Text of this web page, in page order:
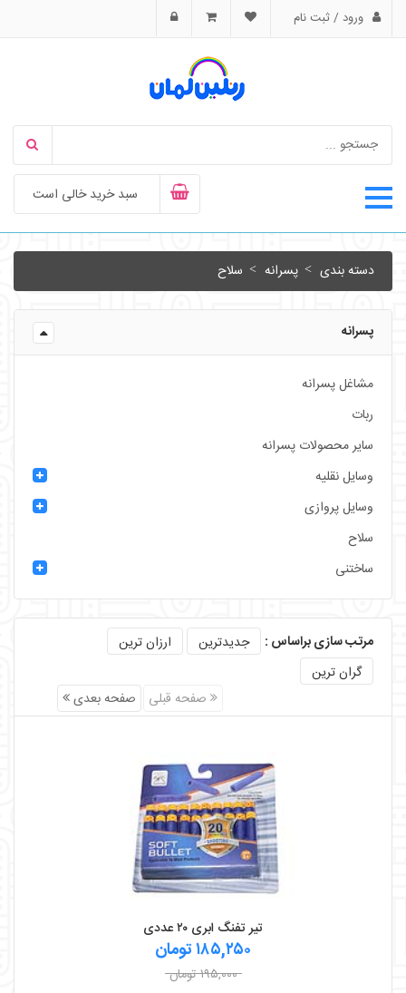
ورود / ثبت نام
سبد خرید خالی است
دسته بندی پسرانه سلاح
پسرانه
مشاغل پسرانه
ربات
سایر محصولات پسرانه
وسایل نقلیه
وسایل پروازی
سلاح
ساختنی
مرتب سازی براساس : جدیدترین
ارزان ترین
گران ترین
صفحه قبلی
صفحه بعدی
تیر تفنگ ابری ۲۰ عددی
۱۸۵,۲۵۰ تومان
۱۹۵,۰۰۰ تومان